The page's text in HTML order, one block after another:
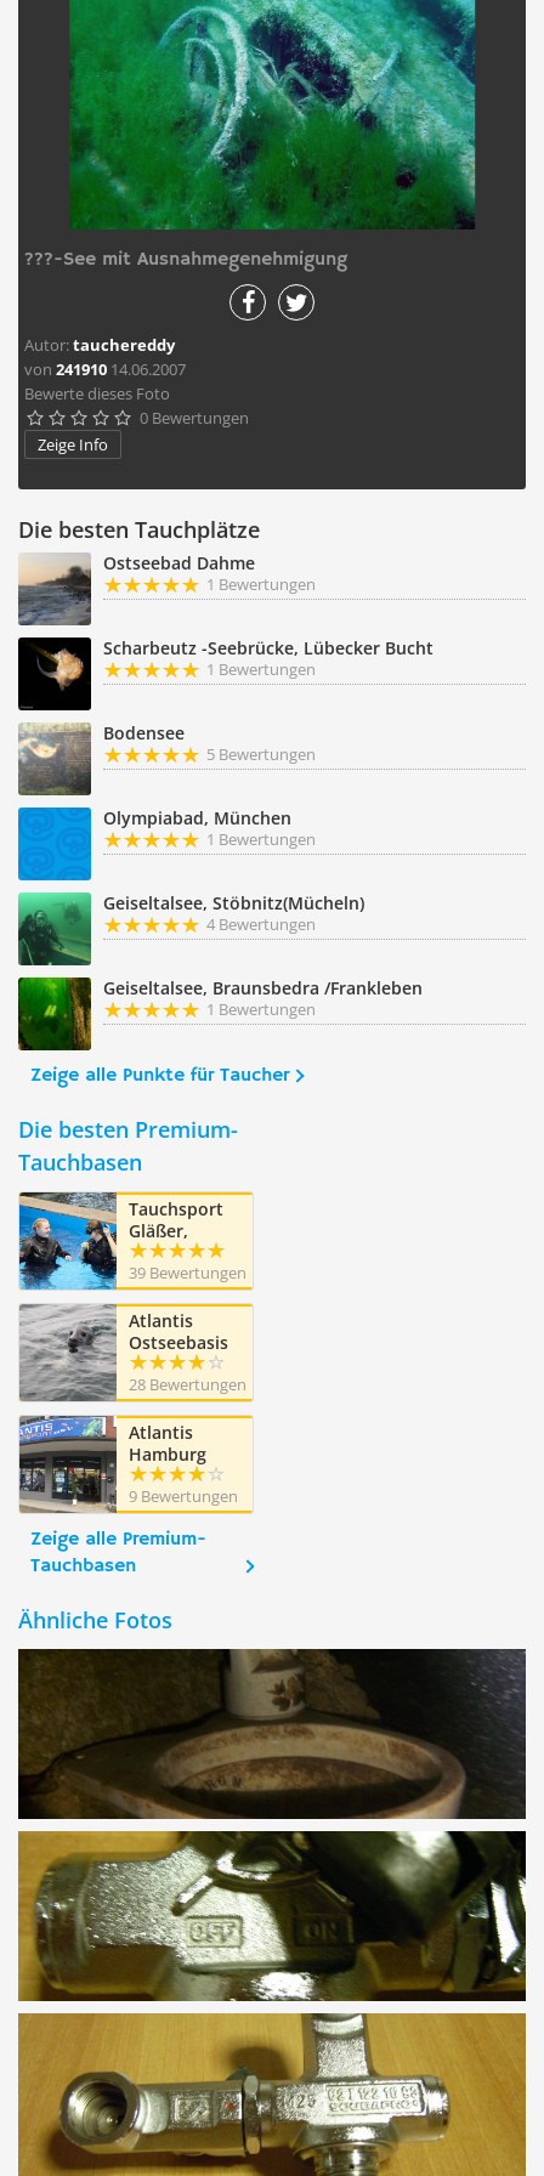
???-See mit Ausnahmegenehmigung
Autor:tauchereddy
von 241910 14.06.2007
Bewerte dieses Foto
     0 Bewertungen
Zeige Info
Die besten Tauchplätze
Ostseebad Dahme
1 Bewertungen
Scharbeutz -Seebrücke, Lübecker Bucht
1 Bewertungen
Bodensee
5 Bewertungen
Olympiabad, München
1 Bewertungen
Geiseltalsee, Stöbnitz(Mücheln)
4 Bewertungen
Geiseltalsee, Braunsbedra /Frankleben
1 Bewertungen
Zeige alle Punkte für Taucher
Die besten Premium-
Tauchbasen
Tauchsport
Gläßer,
München
39 Bewertungen
Atlantis
Ostseebasis
Fehmarn
28 Bewertungen
Atlantis
Hamburg
9 Bewertungen
Zeige alle Premium-
Tauchbasen
Ähnliche Fotos